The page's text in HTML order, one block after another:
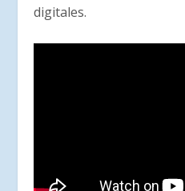
digitales.